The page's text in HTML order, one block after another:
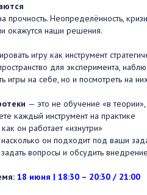
прочность. Неопределённость,
окажутся наши решения.
игру как инструмент
для эксперимента,
игры на себе, но и посмотреть на
— это не обучение «в
каждый инструмент на практике
он работает «изнутри»
он подходит под ваши
вопросы и обсудить внедрение
18 июня | 18:30 – 20:30 / 21:00